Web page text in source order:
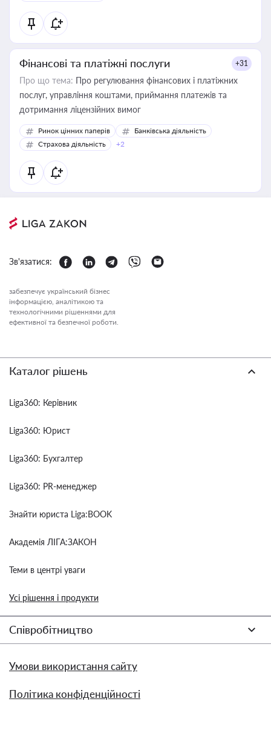
Фінансові та платіжні послуги +31
Про що тема: Про регулювання фінансових і платіжних
послуг, управління коштами, приймання платежів та
дотримання ліцензійних вимог
Ринок цінних паперів
Банківська діяльність
Страхова діяльність
+2
Зв'язатися:
забезпечує український бізнес
інформацією, аналітикою та
технологічними рішеннями для
ефективної та безпечної роботи.
Каталог рішень
Liga360: Керівник
Liga360: Юрист
Liga360: Бухгалтер
Liga360: PR-менеджер
Знайти юриста Liga:BOOK
Академія ЛІГА:ЗАКОН
Теми в центрі уваги
Усі рішення і продукти
Співробітництво
Умови використання сайту
Політика конфіденційності